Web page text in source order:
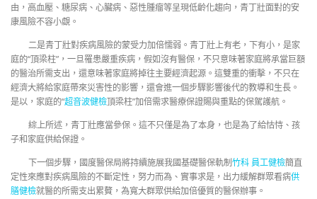
由，高血壓、糖尿病、心臟病、惡性腫瘤等呈現低齡化趨向，青丁壯面對的安
康風險不容小覷。
二是青丁壯對疾病風險的蒙受力加倍懦弱。青丁壯上有老，下有小，是家
庭的“頂梁柱”，一旦罹患嚴重疾病，假如沒有醫保，不只意味著家庭將承當巨額
的醫治所需支出，還意味著家庭將掉往主要經濟起源。這雙重的衝擊，不只在
經濟大將給家庭帶來災害性的影響，還會進一個步驟影響後代的教導和生長。
是以，家庭的“超音波健檢頂梁柱”加倍需求醫療保證賜與重點的保駕護航。
綜上所述，青丁壯應當參保。這不只僅是為了本身，也是為了給怙恃、孩
子和家庭供給保證。
下一個步驟，國度醫保局將持續施展我國基礎醫保軌制竹科 員工健檢簡直
定性來應對疾病風險的不斷定性，努力而為、實事求是，出力緩解群眾看病供
膳健檢就醫的所需支出累贅，為寬大群眾供給加倍優質的醫保辦事。